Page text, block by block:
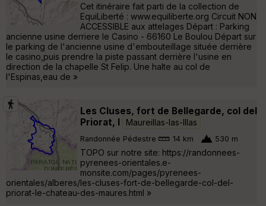
Cet itinéraire fait parti de la collection de
EquiLiberté : www.equiliberte.org Circuit NON
ACCESSIBLE aux attelages Départ : Parking
ancienne usine derriere le Casino - 66160 Le Boulou Départ sur
le parking de l'ancienne usine d'embouteillage située derrière
le casino,puis prendre la piste passant derrière l'usine en
direction de la chapelle St Felip. Une halte au col de
l'Espinas,eau de »
Les Cluses, fort de Bellegarde, col del
Priorat, l
Maureillas-las-Illas
Randonnée Pédestre 14 km 530 m
TOPO sur notre site: https://randonnees-
pyrenees-orientales.e-
monsite.com/pages/pyrenees-
orientales/alberes/les-cluses-fort-de-bellegarde-col-del-
priorat-le-chateau-des-maures.html »